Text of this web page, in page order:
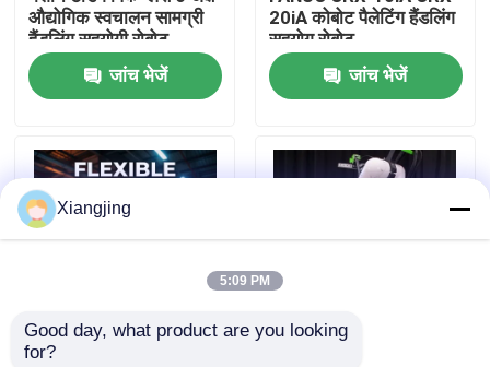
कारखाना भ्रमण
गुणवत्ता नियंत्रण
हमसे संपर्क करें
ब्लॉग
एक उद्धरण का अनुरोध करें
औद्योगिक रोबोट बांह
औद्योगिक स्वचालन सामग्री
हैंडलिंग सहयोगी रोबोट
जांच भेजें
20iA कोबोट पैलेटिंग हैंडलिंग
सहयोग रोबोट
जांच भेजें
LINAK एलिवेट लिफ्टिंग
Xiangjing
5:09 PM
Good day, what product are you looking
for?